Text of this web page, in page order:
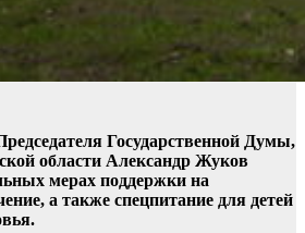
Государственной Думы,
области Александр Жуков
мерах поддержки на
а также спецпитание для детей